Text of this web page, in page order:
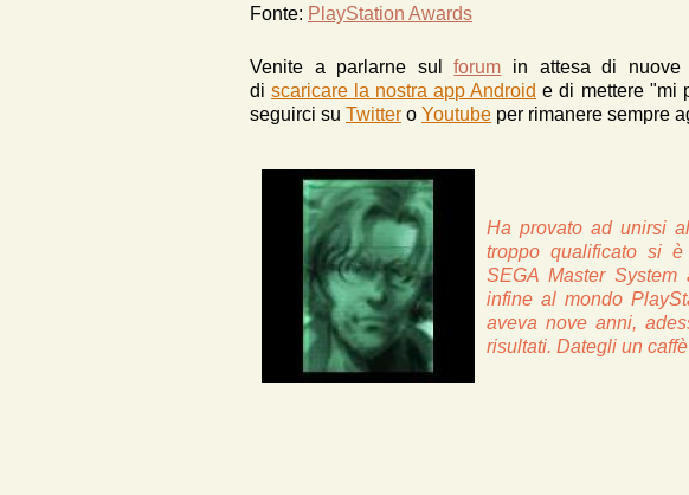
Fonte: PlayStation Awards
Venite a parlarne sulforum in attesa di nuove
discaricare la nostra app Android e di mettere "mi
seguirci su Twitter o Youtube per rimanere sempre
Ha provato ad unirsi
troppo qualificato si
SEGA Master
infine al mondo
aveva nove anni,
risultati. Dategli un